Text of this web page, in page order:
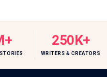
250K+
WRITERS & CREATORS